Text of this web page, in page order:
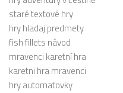
staré textové hry
hry hladaj predmety
fish fillets návod
mravenci karetní hra
karetni hra mravenci
hry automatovky